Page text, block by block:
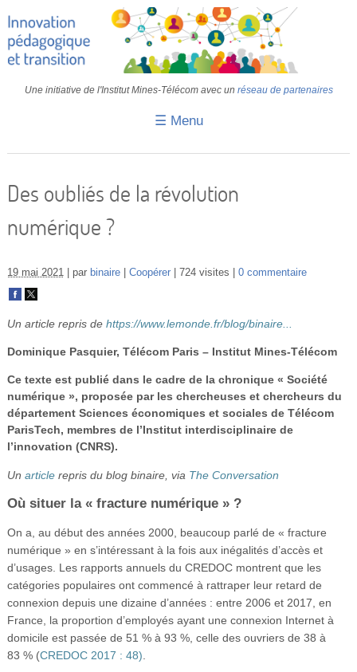
Une initiative de l'Institut Mines-Télécom avec un réseau de partenaires
☰ Menu
IA
S’inscrire
Se connecter
Des oubliés de la révolution
numérique ?
19 mai 2021 par binaire Coopérer 724 visites 0 commentaire
Un article repris de https://www.lemonde.fr/blog/binaire...
Dominique Pasquier, Télécom Paris – Institut Mines-Télécom
Ce texte est publié dans le cadre de la chronique « Société
numérique », proposée par les chercheuses et chercheurs du
département Sciences économiques et sociales de Télécom
ParisTech, membres de l’Institut interdisciplinaire de
l’innovation (CNRS).
Un articlerepris du blog binaire, via The Conversation
Où situer la « fracture numérique » ?
On a, au début des années 2000, beaucoup parlé de « fracture
numérique » en s’intéressant à la fois aux inégalités d’accès et
d’usages. Les rapports annuels du CREDOC montrent que les
catégories populaires ont commencé à rattraper leur retard de
connexion depuis une dizaine d’années : entre 2006 et 2017, en
France, la proportion d’employés ayant une connexion Internet à
domicile est passée de 51 % à 93 %, celle des ouvriers de 38 à
83 % (CREDOC 2017 : 48)